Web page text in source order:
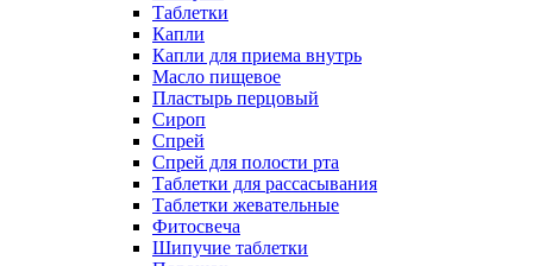
Таблетки
Капли
Капли для приема внутрь
Масло пищевое
Пластырь перцовый
Сироп
Спрей
Спрей для полости рта
Таблетки для рассасывания
Таблетки жевательные
Фитосвеча
Шипучие таблетки